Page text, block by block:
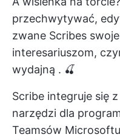
przechwytywać,
zwane Scribes
interesariuszom,
wydajną . 🍒
Scribe integruje się
narzędzi dla
Teamsów